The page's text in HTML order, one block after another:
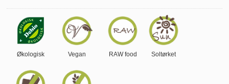
Økologisk Vegan RAW food Soltørket